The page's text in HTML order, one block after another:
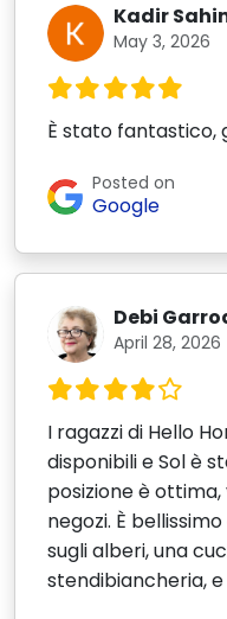
Kadir
May 3, 2026
È stato fantastico,
Posted on
Google
Debi
April 28, 2026
I ragazzi di Hello
disponibili e Sol è
posizione è
negozi. È
sugli alberi, una
stendibiancheria,